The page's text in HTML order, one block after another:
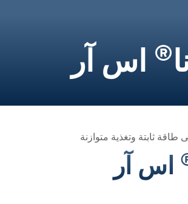
® اس آر
ثابتة وتغذية متوازنة
اس آر